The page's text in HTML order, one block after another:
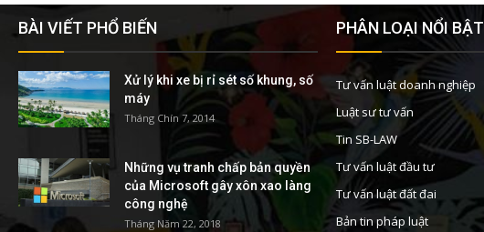
BÀI VIẾT PHỔ BIẾN
Xử lý khi xe bị rỉ sét số khung, số
máy
Tháng Chín 7, 2014
Những vụ tranh chấp bản quyền
của Microsoft gây xôn xao làng
công nghệ
Tháng Năm 22, 2018
PHÂN LOẠI NỔI BẬT
Tư vấn luật doanh nghiệp
Luật sư tư vấn
Tin SB-LAW
Tư vấn luật đầu tư
Tư vấn luật đất đai
Bản tin pháp luật